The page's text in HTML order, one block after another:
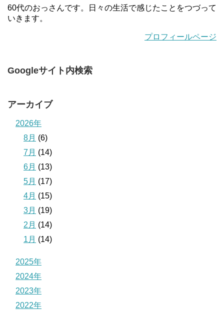
60代のおっさんです。日々の生活で感じたことをつづって
いきます。
プロフィールページ
Googleサイト内検索
アーカイブ
2026年
8月 (6)
7月 (14)
6月 (13)
5月 (17)
4月 (15)
3月 (19)
2月 (14)
1月 (14)
2025年
2024年
2023年
2022年